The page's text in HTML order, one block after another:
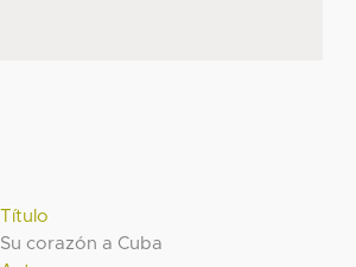
Título
Su corazón a Cuba